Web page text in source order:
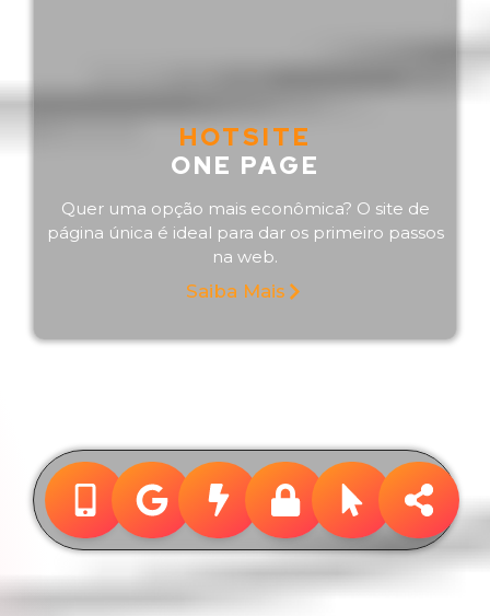
HOTSITE
ONE PAGE
Quer uma opção mais econômica? O site de
página única é ideal para dar os primeiro passos
na web.
Saiba Mais